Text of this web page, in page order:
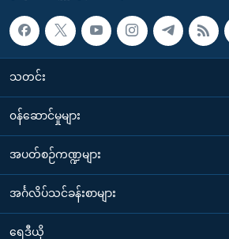
သတင်း
၀န်ဆောင်မှုများ
အပတ်စဉ်ကဏ္ဍများ
အင်္ဂလိပ်သင်ခန်းစာများ
ရေဒီယို